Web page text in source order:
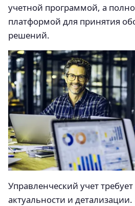
учетной программой, а
платформой для принятия
решений.
Управленческий учет требует
актуальности и